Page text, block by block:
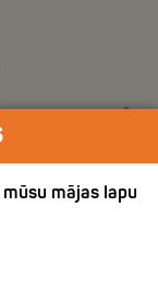
СО
mājas lapu